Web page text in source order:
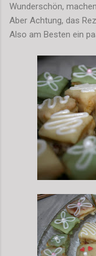
Wunderschön,
Aber Achtung, das
Also am Besten ein